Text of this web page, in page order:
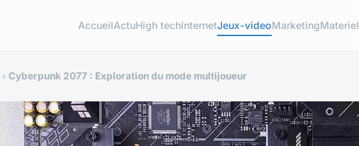
AccueilActuHigh techInternetJeux-videoMarketingMateriel
› Cyberpunk 2077 : Exploration du mode multijoueur